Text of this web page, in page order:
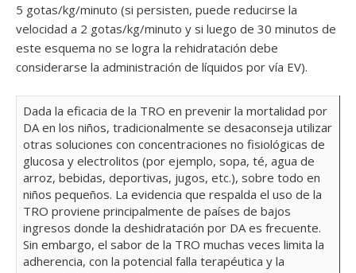
5 gotas/kg/minuto (si persisten, puede reducirse la
velocidad a 2 gotas/kg/minuto y si luego de 30 minutos de
este esquema no se logra la rehidratación debe
considerarse la administración de líquidos por vía EV).
Dada la eficacia de la TRO en prevenir la mortalidad por
DA en los niños, tradicionalmente se desaconseja utilizar
otras soluciones con concentraciones no fisiológicas de
glucosa y electrolitos (por ejemplo, sopa, té, agua de
arroz, bebidas, deportivas, jugos, etc.), sobre todo en
niños pequeños. La evidencia que respalda el uso de la
TRO proviene principalmente de países de bajos
ingresos donde la deshidratación por DA es frecuente.
Sin embargo, el sabor de la TRO muchas veces limita la
adherencia, con la potencial falla terapéutica y la